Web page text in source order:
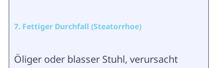
7. Fettiger Durchfall (Steatorrhoe)
Öliger oder blasser Stuhl, verursacht